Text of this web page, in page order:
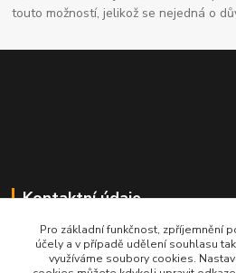
touto možností, jelikož se nejedná o
Kontaktní údaje
704691325
Pro základní funkčnost, zpříjemnění
účely a v případě udělení souhlasu
využíváme soubory cookies.